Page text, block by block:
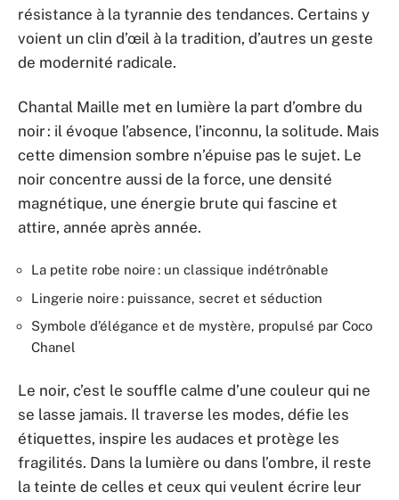
résistance à la tyrannie des tendances. Certains y
voient un clin d’œil à la tradition, d’autres un geste
de modernité radicale.
Chantal Maille met en lumière la part d’ombre du
noir : il évoque l’absence, l’inconnu, la solitude. Mais
cette dimension sombre n’épuise pas le sujet. Le
noir concentre aussi de la force, une densité
magnétique, une énergie brute qui fascine et
attire, année après année.
La petite robe noire : un classique indétrônable
Lingerie noire : puissance, secret et séduction
Symbole d’élégance et de mystère, propulsé par Coco
Chanel
Le noir, c’est le souffle calme d’une couleur qui ne
se lasse jamais. Il traverse les modes, défie les
étiquettes, inspire les audaces et protège les
fragilités. Dans la lumière ou dans l’ombre, il reste
la teinte de celles et ceux qui veulent écrire leur